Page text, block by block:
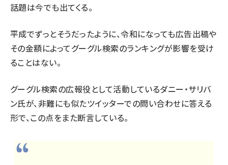
話題は今でも出てくる。
平成でずっとそうだったように、令和になっても広告出稿や
その金額によってグーグル検索のランキングが影響を受け
ることはない。
グーグル検索の広報役として活動しているダニー・サリバ
ン氏が、非難にも似たツイッターでの問い合わせに答える
形で、この点をまた断言している。